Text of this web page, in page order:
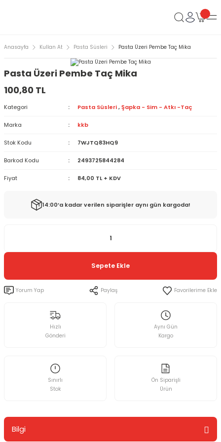
Anasayfa Kullan At Pasta Süsleri Pasta Üzeri Pembe Taç Mika
Pasta Üzeri Pembe Taç Mika
100,80 TL
Kategori Pasta Süsleri ,Şapka - Sim - Atkı -Taç
Marka kkb
Stok Kodu 7WJTQ83HQ9
Barkod Kodu 2493725844284
Fiyat 84,00 TL + KDV
14:00’a kadar verilen siparişler aynı gün kargoda!
Sepete Ekle
Yorum Yap Paylaş
Hızlı
Gönderi
Aynı Gün
Kargo
Sınırlı
Stok
Ön Siparişli
Ürün
Bilgi